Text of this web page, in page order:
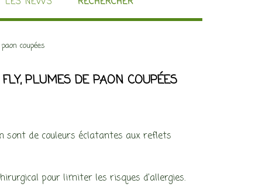
coupées
PLUMES DE PAON COUPÉES
sont de couleurs éclatantes aux reflets
pour limiter les risques d’allergies.